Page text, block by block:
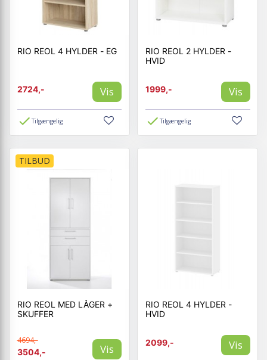
RIO REOL 4 HYLDER - EG
2724,- Vis
Tilgængelig
RIO REOL 2 HYLDER -
HVID
1999,- Vis
Tilgængelig
TILBUD
RIO REOL MED LÅGER +
SKUFFER
4694,-
3504,-
Vis
RIO REOL 4 HYLDER -
HVID
2099,- Vis